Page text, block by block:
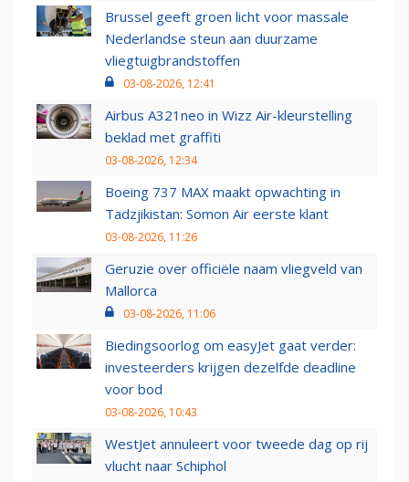
Brussel geeft groen licht voor massale
Nederlandse steun aan duurzame
vliegtuigbrandstoffen
03-08-2026, 12:41
Airbus A321neo in Wizz Air-kleurstelling
beklad met graffiti
03-08-2026, 12:34
Boeing 737 MAX maakt opwachting in
Tadzjikistan: Somon Air eerste klant
03-08-2026, 11:26
Geruzie over officiële naam vliegveld van
Mallorca
03-08-2026, 11:06
Biedingsoorlog om easyJet gaat verder:
investeerders krijgen dezelfde deadline
voor bod
03-08-2026, 10:43
WestJet annuleert voor tweede dag op rij
vlucht naar Schiphol